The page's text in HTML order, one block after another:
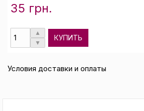
35 грн.
КУПИТЬ
Условия доставки и оплаты